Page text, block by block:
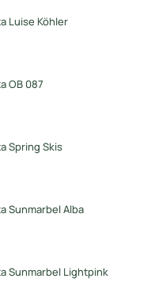
Luise Köhler
OB 087
Spring Skis
Sunmarbel Alba
Sunmarbel Lightpink